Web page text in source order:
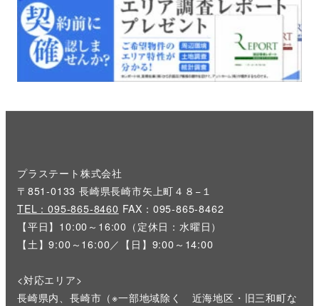
プラステート株式会社
〒851-0133 長崎県長崎市矢上町４８−１
TEL：095-865-8460 FAX：095-865-8462
【平日】10:00～16:00（定休日：水曜日）
【土】9:00～16:00／【日】9:00～14:00
<対応エリア>
長崎県内、長崎市（※一部地域除く 近海地区・旧三和町な